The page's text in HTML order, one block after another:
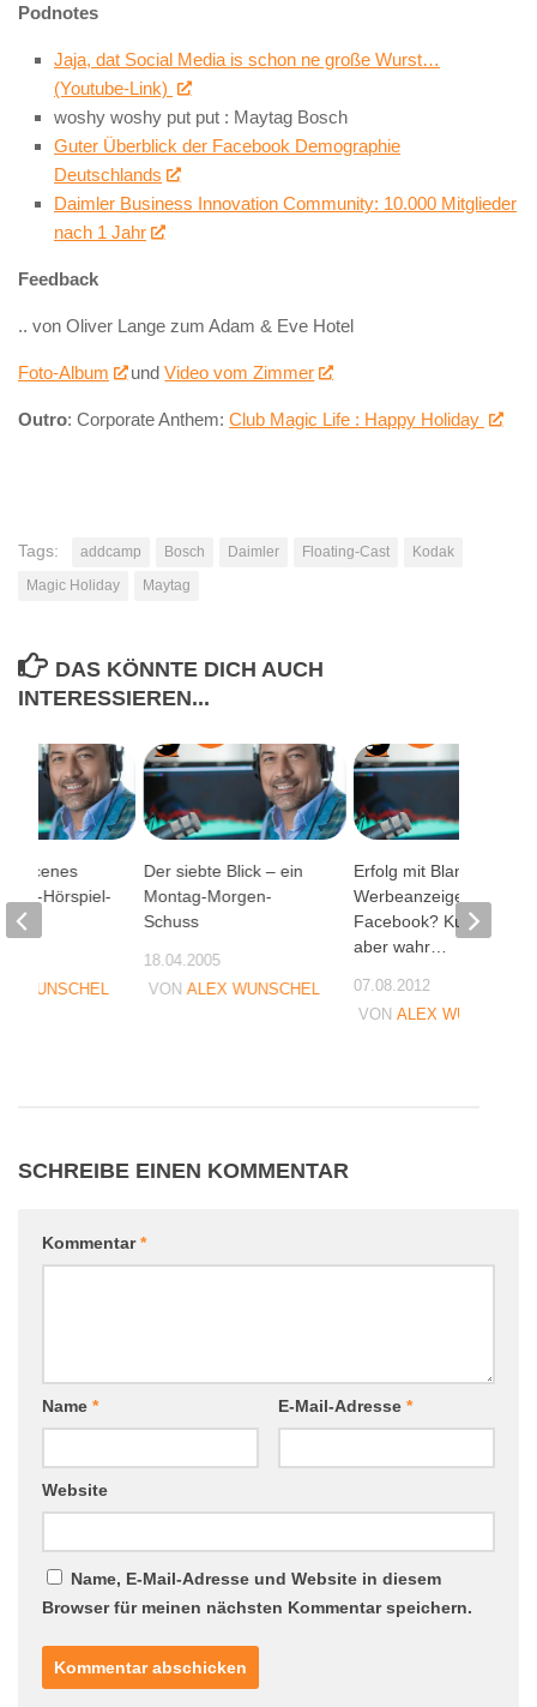
Podnotes
Jaja, dat Social Media is schon ne große Wurst…
(Youtube-Link)
woshy woshy put put : Maytag Bosch
Guter Überblick der Facebook Demographie
Deutschlands
Daimler Business Innovation Community: 10.000 Mitglieder
nach 1 Jahr
Feedback
.. von Oliver Lange zum Adam & Eve Hotel
Foto-Album undVideo vom Zimmer
Outro: Corporate Anthem: Club Magic Life : Happy Holiday
Tags: addcamp Bosch Daimler Floating-Cast
Kodak
Magic Holiday
Maytag
DAS KÖNNTE DICH AUCH
INTERESSIEREN...
Der siebte Blick – ein
Montag-Morgen-
Schuss
18.04.2005
VON ALEX WUNSCHEL
Erfolg mit Blanko-
Werbeanzeigen auf
Facebook? Kurios,
aber wahr…
07.08.2012
VONALEX WUNSCHEL
Scenes
Hörspiel-
WUNSCHEL
SCHREIBE EINEN KOMMENTAR
Kommentar*
Name * E-Mail-Adresse *
Website
Name, E-Mail-Adresse und Website in diesem
Browser für meinen nächsten Kommentar speichern.